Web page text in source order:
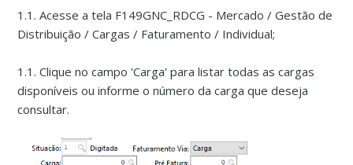
1.1. Acesse a tela F149GNC_RDCG - Mercado / Gestão de
Distribuição / Cargas / Faturamento / Individual;
1.1. Clique no campo 'Carga' para listar todas as cargas
disponíveis ou informe o número da carga que deseja
consultar.